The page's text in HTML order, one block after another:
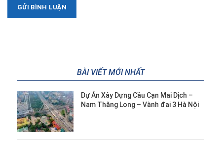
BÀI VIẾT MỚI NHẤT
Dự Án Xây Dựng Cầu Cạn Mai Dịch –
Nam Thăng Long – Vành đai 3 Hà Nội